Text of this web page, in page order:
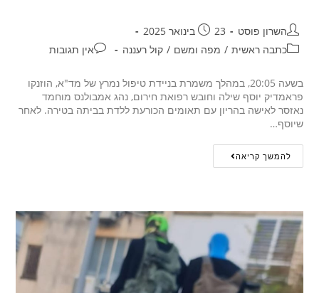
השרון פוסט
23 בינואר 2025
כתבה ראשית / מפה ומשם / קול רעננה אין תגובות
בשעה 20:05, במהלך משמרת בניידת טיפול נמרץ של מד"א, הוזנקו
פראמדיק יוסף שילה וחובש רפואת חירום, נהג אמבולנס מוחמד
נאזסר לאישה בהריון עם תאומים הכורעת ללדת בביתה בטירה. לאחר
שיוסף…
להמשך קריאה